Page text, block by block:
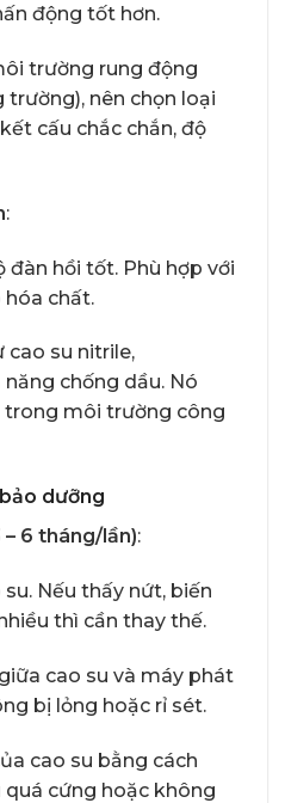
động tốt hơn.
trường rung động
trường), nên chọn loại
cấu chắc chắn, độ
:
đàn hồi tốt. Phù hợp với
chất.
cao su nitrile,
chống dầu. Nó
trong môi trường công
dưỡng
– 6 tháng/lần):
Nếu thấy nứt, biến
thì cần thay thế.
cao su và máy phát
bị lỏng hoặc rỉ sét.
cao su bằng cách
quá cứng hoặc không